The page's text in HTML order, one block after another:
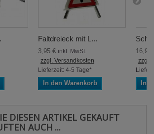
Faltdreieck mit L...
3,95 € inkl. MwSt.
zzgl. Versandkosten
Lieferzeit: 4-5 Tage*
In den Warenkorb
zzgl.
In
DIESEN ARTIKEL GEKAUFT
AUCH ...